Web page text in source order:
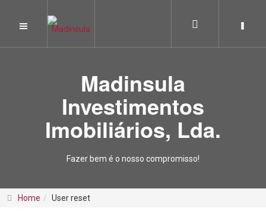
Madinsula
Investimentos
Imobiliários, Lda.
Fazer bem é o nosso compromisso!
Home User reset